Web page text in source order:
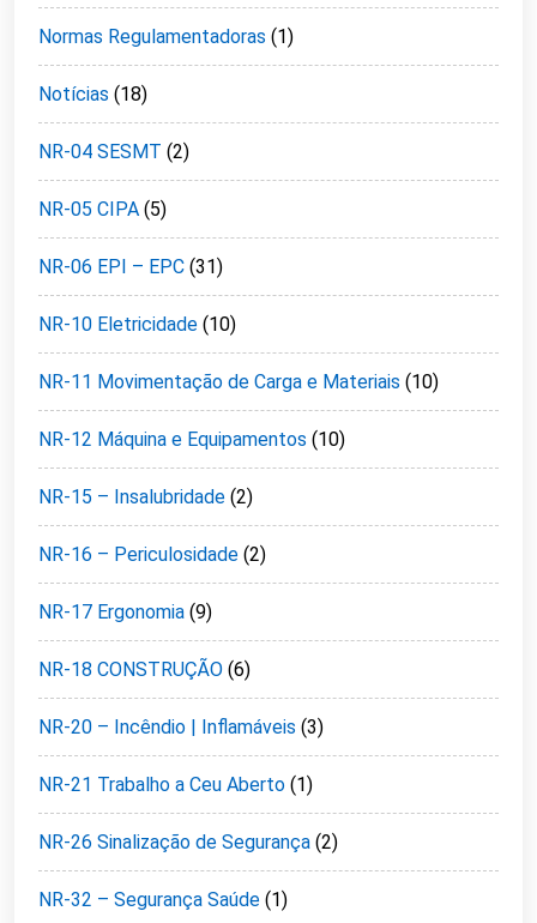
Normas Regulamentadoras (1)
Notícias (18)
NR-04 SESMT (2)
NR-05 CIPA (5)
NR-06 EPI – EPC (31)
NR-10 Eletricidade (10)
NR-11 Movimentação de Carga e Materiais (10)
NR-12 Máquina e Equipamentos (10)
NR-15 – Insalubridade (2)
NR-16 – Periculosidade (2)
NR-17 Ergonomia (9)
NR-18 CONSTRUÇÃO (6)
NR-20 – Incêndio | Inflamáveis (3)
NR-21 Trabalho a Ceu Aberto (1)
NR-26 Sinalização de Segurança (2)
NR-32 – Segurança Saúde (1)